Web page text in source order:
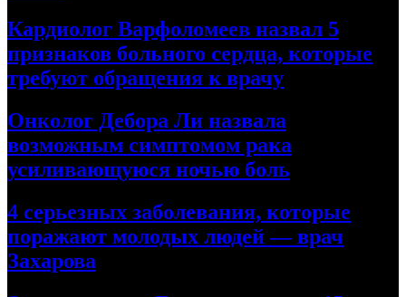
Кардиолог Варфоломеев назвал 5
признаков больного сердца, которые
требуют обращения к врачу
Онколог Дебора Ли назвала
возможным симптомом рака
усиливающуюся ночью боль
4 серьезных заболевания, которые
поражают молодых людей — врач
Захарова